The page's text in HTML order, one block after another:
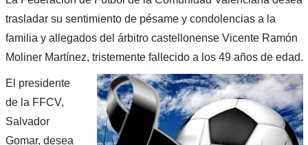
trasladar su sentimiento de pésame y condolencias a la
familia y allegados del árbitro castellonense Vicente Ramón
Moliner Martínez, tristemente fallecido a los 49 años de edad.
El presidente
de la FFCV,
Salvador
Gomar, desea